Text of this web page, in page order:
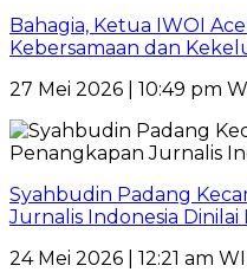
Bahagia, Ketua IWOI
Kebersamaan dan
27 Mei 2026 | 10:49 pm
Syahbudin Padang
Jurnalis Indonesia Dinilai
24 Mei 2026 | 12:21 am